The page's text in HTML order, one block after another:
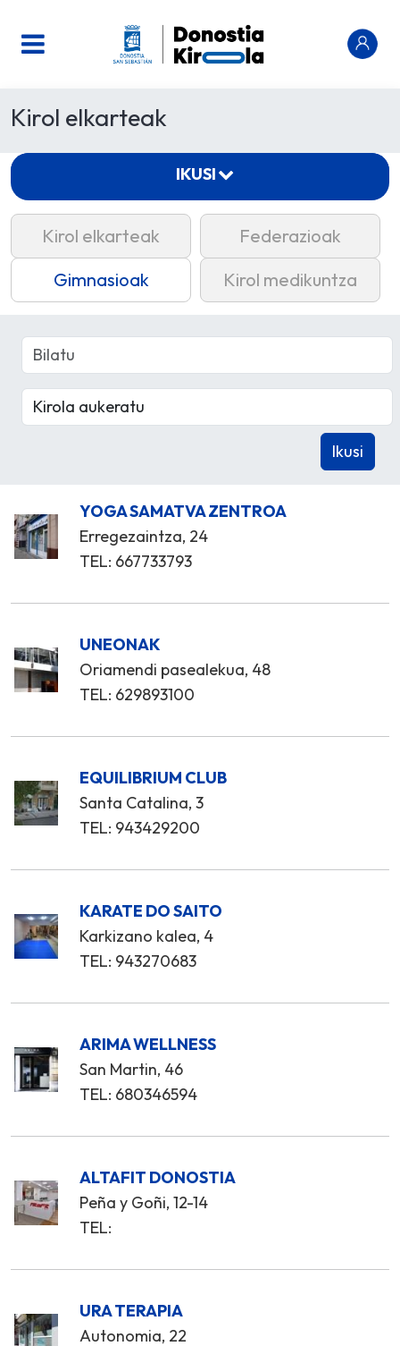
Kirol elkarteak
Kirol elkarteak
Federazioak
Gimnasioak
Kirol medikuntza
YOGA SAMATVA ZENTROA
Erregezaintza, 24
TEL: 667733793
UNEONAK
Oriamendi pasealekua, 48
TEL: 629893100
EQUILIBRIUM CLUB
Santa Catalina, 3
TEL: 943429200
KARATE DO SAITO
Karkizano kalea, 4
TEL: 943270683
ARIMA WELLNESS
San Martin, 46
TEL: 680346594
ALTAFIT DONOSTIA
Peña y Goñi, 12-14
TEL:
URA TERAPIA
Autonomia, 22
IKUSI